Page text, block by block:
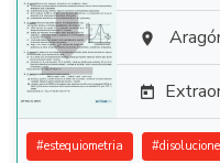
 

#estequiometria #